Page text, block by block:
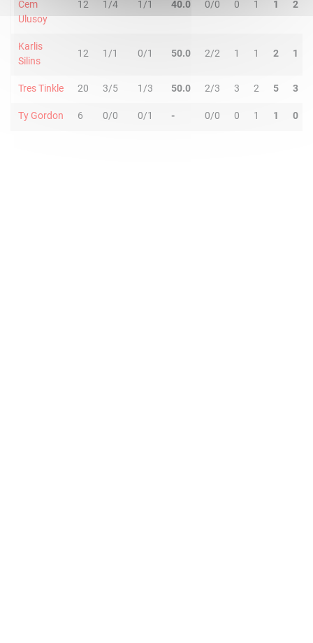
Cem
Ulusoy
12 1/4 1/1 40.0 0/0 0 1 1 2
Karlis
Silins
12 1/1 0/1 50.0 2/2 1 1 2 1
Tres Tinkle 20 3/5 1/3 50.0 2/3 3 2 5 3
Ty Gordon 6 0/0 0/1 - 0/0 0 1 1 0